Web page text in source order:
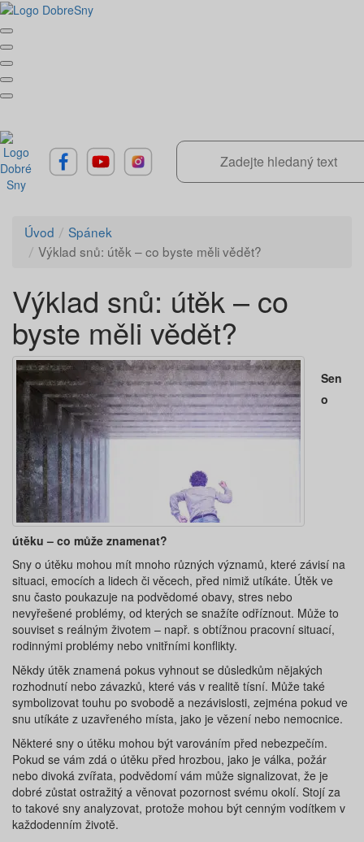
Úvod
Spánek
Výklad snů: útěk – co byste měli vědět?
Výklad snů: útěk – co
byste měli vědět?
Sen
o
útěku – co může znamenat?
Sny o útěku mohou mít mnoho různých významů, které závisí na
situaci, emocích a lidech či věcech, před nimiž utíkáte. Útěk ve
snu často poukazuje na podvědomé obavy, stres nebo
nevyřešené problémy, od kterých se snažíte odříznout. Může to
souviset s reálným životem – např. s obtížnou pracovní situací,
rodinnými problémy nebo vnitřními konflikty.
Někdy útěk znamená pokus vyhnout se důsledkům nějakých
rozhodnutí nebo závazků, které vás v realitě tísní. Může také
symbolizovat touhu po svobodě a nezávislosti, zejména pokud ve
snu utíkáte z uzavřeného místa, jako je vězení nebo nemocnice.
Některé sny o útěku mohou být varováním před nebezpečím.
Pokud se vám zdá o útěku před hrozbou, jako je válka, požár
nebo divoká zvířata, podvědomí vám může signalizovat, že je
dobré zůstat ostražitý a věnovat pozornost svému okolí. Stojí za
to takové sny analyzovat, protože mohou být cenným vodítkem v
každodenním životě.